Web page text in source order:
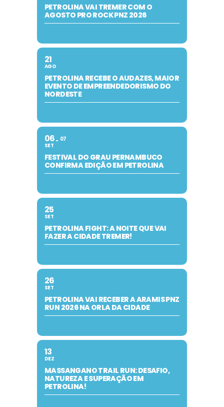
PETROLINA VAI TREMER COM O
AGOSTO PRO ROCK PNZ 2026
21
AGO
PETROLINA RECEBE O AUDAZES, MAIOR
EVENTO DE EMPREENDEDORISMO DO
NORDESTE
06
SET
07
FESTIVAL DO GRAU PERNAMBUCO
CONFIRMA EDIÇÃO EM PETROLINA
25
SET
PETROLINA FIGHT: A NOITE QUE VAI
FAZER A CIDADE TREMER!
26
SET
PETROLINA VAI RECEBER A ARAMIS PNZ
RUN 2026 NA ORLA DA CIDADE
13
DEZ
MASSANGANO TRAIL RUN: DESAFIO,
NATUREZA E SUPERAÇÃO EM
PETROLINA!